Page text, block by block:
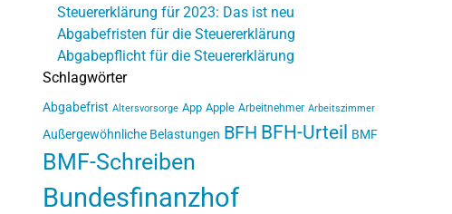
Steuererklärung für 2023: Das ist neu
Abgabefristen für die Steuererklärung
Abgabepflicht für die Steuererklärung
Schlagwörter
Abgabefrist Altersvorsorge App Apple Arbeitnehmer Arbeitszimmer
Außergewöhnliche Belastungen BFH BFH-Urteil BMF
BMF-Schreiben
Bundesfinanzhof